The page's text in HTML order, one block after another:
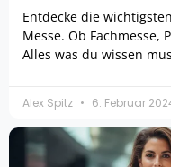
Entdecke die
Messe. Ob Fachmesse,
Alles was du wissen
Alex Spitz 6. Februar